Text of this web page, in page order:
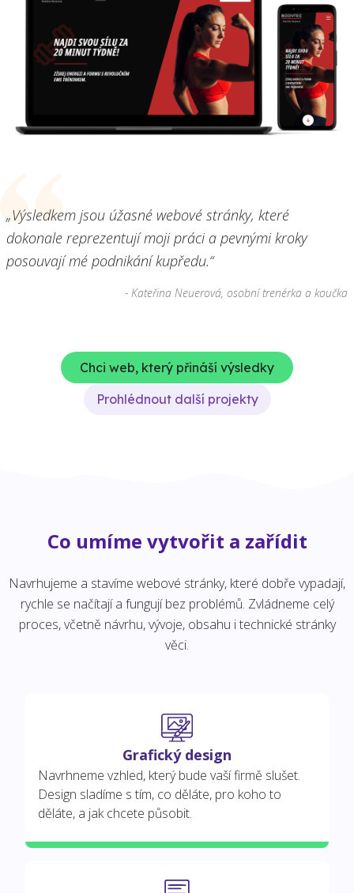
„Výsledkem jsou úžasné webové stránky, které
dokonale reprezentují moji práci a pevnými kroky
posouvají mé podnikání kupředu.“
- Kateřina Neuerová, osobní trenérka a koučka
Chci web, který přináší výsledky
Prohlédnout další projekty
Co umíme vytvořit a zařídit
Navrhujeme a stavíme webové stránky, které dobře vypadají,
rychle se načítají a fungují bez problémů. Zvládneme celý
proces, včetně návrhu, vývoje, obsahu i technické stránky
věci.
Grafický design
Navrhneme vzhled, který bude vaší firmě slušet.
Design sladíme s tím, co děláte, pro koho to
děláte, a jak chcete působit.